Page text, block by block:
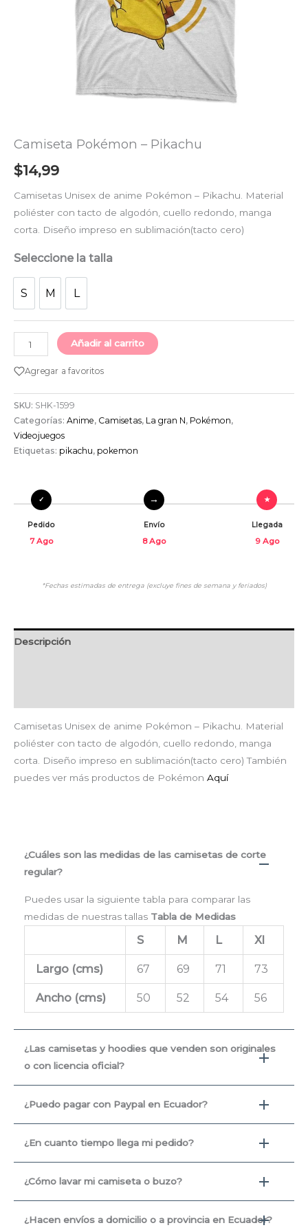
Camiseta Pokémon – Pikachu
$14,99
Camisetas Unisex de anime Pokémon – Pikachu. Material
poliéster con tacto de algodón, cuello redondo, manga
corta. Diseño impreso en sublimación(tacto cero)
Seleccione la talla
S M L
Añadir al carrito
Agregar a favoritos
SKU: SHK-1599
Categorías: Anime, Camisetas, La gran N, Pokémon,
Videojuegos
Etiquetas: pikachu, pokemon
Pedido
7 Ago
Envío
8 Ago
Llegada
9 Ago
*Fechas estimadas de entrega (excluye fines de semana y feriados)
Descripción
Camisetas Unisex de anime Pokémon – Pikachu. Material
poliéster con tacto de algodón, cuello redondo, manga
corta. Diseño impreso en sublimación(tacto cero) También
puedes ver más productos de Pokémon Aquí
¿Cuáles son las medidas de las camisetas de corte
regular?
Puedes usar la siguiente tabla para comparar las
medidas de nuestras tallas Tabla de Medidas
S M L Xl
Largo (cms) 67 69 71 73
Ancho (cms) 50 52 54 56
¿Las camisetas y hoodies que venden son originales
o con licencia oficial?
¿Puedo pagar con Paypal en Ecuador?
¿En cuanto tiempo llega mi pedido?
¿Cómo lavar mi camiseta o buzo?
¿Hacen envíos a domicilio o a provincia en Ecuador?